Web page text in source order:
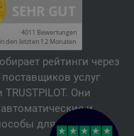
рейтинги через
услуг
TRUSTPILOT. Они
и
для проверки